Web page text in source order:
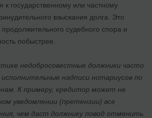
к государственному или частному
взыскания долга. Это
продолжительного судебного спора и
побыстрее.
недобросовестные должники часто
надписи нотариусов по
К примеру, кредитор может не
уведомлении (претензии) все
чем даст должнику повод отменить